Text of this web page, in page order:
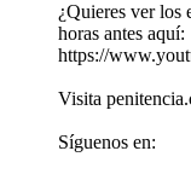
¿Quieres ver los
horas antes aquí:
https://
Visita
Síguenos en: